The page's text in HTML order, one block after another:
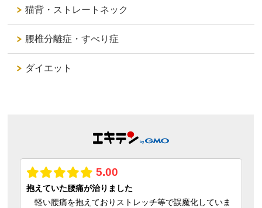
猫背・ストレートネック
腰椎分離症・すべり症
ダイエット